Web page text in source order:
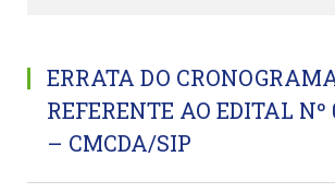
ERRATA DO
REFERENTE AO EDITAL Nº
– CMCDA/SIP